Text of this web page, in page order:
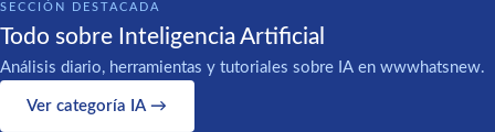
SECCIÓN DESTACADA
Todo sobre Inteligencia Artificial
Análisis diario, herramientas y tutoriales sobre IA en wwwhatsnew.
Ver categoría IA →